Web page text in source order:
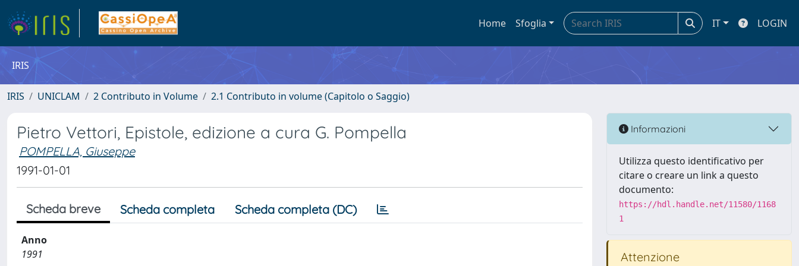
Home Sfoglia IT LOGIN
IRIS
IRIS UNICLAM 2 Contributo in Volume 2.1 Contributo in volume (Capitolo o Saggio)
Pietro Vettori, Epistole, edizione a cura G. Pompella
POMPELLA, Giuseppe
1991-01-01
Scheda breve Scheda completa Scheda completa (DC)
Anno
1991
Informazioni
Utilizza questo identificativo per
citare o creare un link a questo
documento:
https://hdl.handle.net/11580/1168
1
Attenzione